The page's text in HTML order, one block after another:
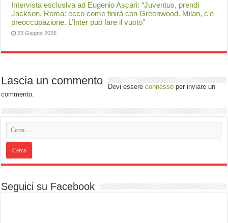
Intervista esclusiva ad Eugenio Ascari: “Juventus, prendi
Jackson. Roma: ecco come finirà con Greenwood. Milan, c’è
preoccupazione. L’Inter può fare il vuoto”
23 Giugno 2026
Lascia un commento Devi essereconnesso per inviare un
commento.
Seguici su Facebook